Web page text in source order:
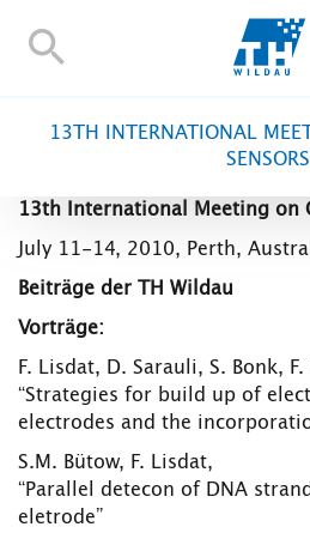
FORSCHUNG UND TRANSFER
Blogs Kontakt und Anfahrt
TH Online-Portal
13TH INTERNATIONAL
SENSORS
13th International Meeting on
July 11-14, 2010, Perth,
Beiträge der TH Wildau
Vorträge:
F. Lisdat, D. Sarauli, S. Bonk,
“Strategies for build up of
electrodes and the
S.M. Bütow, F. Lisdat,
“Parallel detecon of DNA
eletrode”